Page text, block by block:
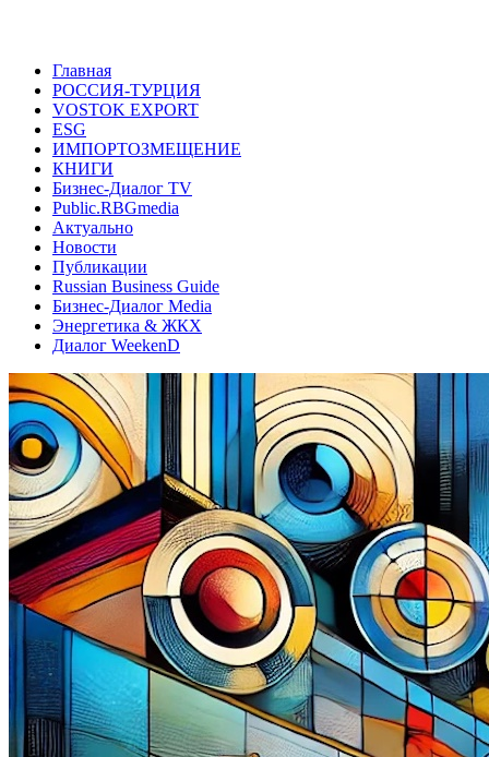
Главная
РОССИЯ-ТУРЦИЯ
VOSTOK EXPORT
ESG
ИМПОРТОЗМЕЩЕНИЕ
КНИГИ
Бизнес-Диалог TV
Public.RBGmedia
Актуально
Новости
Публикации
Russian Business Guide
Бизнес-Диалог Media
Энергетика & ЖКХ
Диалог WeekenD